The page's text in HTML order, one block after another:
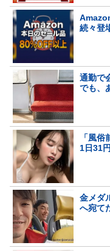
続々登
通勤で
でも、
「風
1日31
金メダ
へ宛て